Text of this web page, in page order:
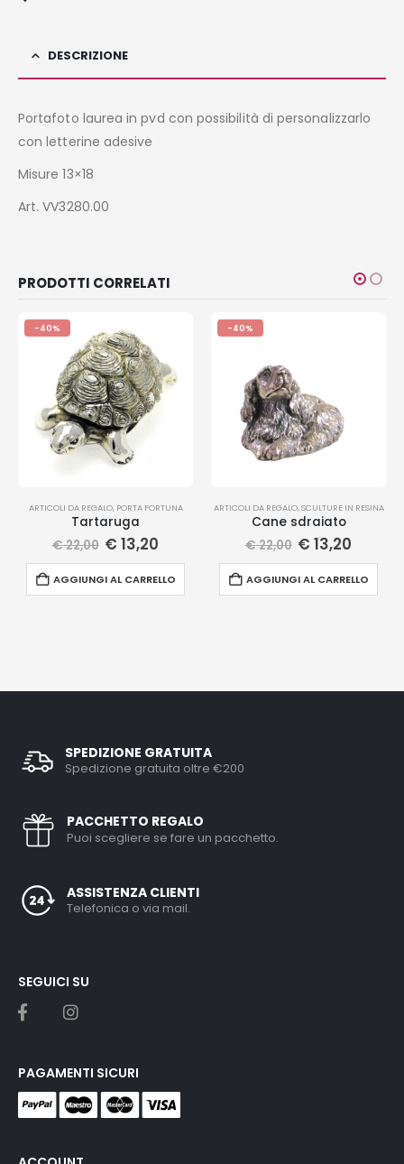
DESCRIZIONE
Portafoto laurea in pvd con possibilità di personalizzarlo
con letterine adesive
Misure 13×18
Art. VV3280.00
PRODOTTI CORRELATI
-40%
ARTICOLI DA REGALO, PORTA FORTUNA
Tartaruga
€22,00 € 13,20
AGGIUNGI AL CARRELLO
-40%
ARTICOLI DA REGALO,SCULTURE IN RESINA
Cane sdraiato
€22,00 € 13,20
AGGIUNGI AL CARRELLO
SPEDIZIONE GRATUITA
Spedizione gratuita oltre €200
PACCHETTO REGALO
Puoi scegliere se fare un pacchetto.
ASSISTENZA CLIENTI
Telefonica o via mail.
SEGUICI SU
PAGAMENTI SICURI